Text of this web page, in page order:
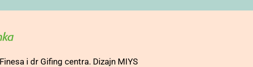
i dr Gifing centra. Dizajn MIYS